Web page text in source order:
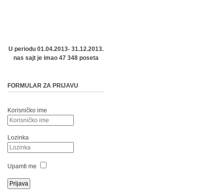
U periodu 01.04.2013- 31.12.2013.
nas sajt je imao 47 348 poseta
FORMULAR ZA PRIJAVU
Korisničko ime
Lozinka
Upamti me